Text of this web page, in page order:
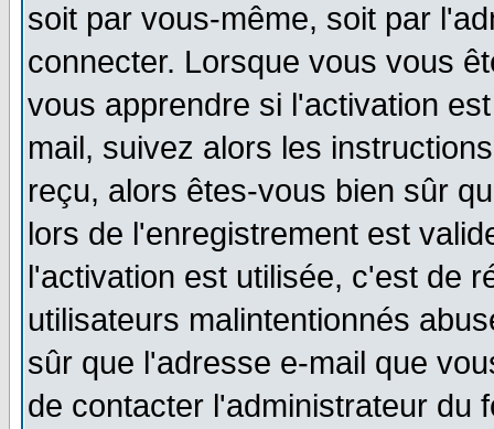
soit par vous-même, soit par
connecter. Lorsque vous vous
vous apprendre si l'activation
mail, suivez alors les
reçu, alors êtes-vous bien sûr
lors de l'enregistrement est
l'activation est utilisée, c'est de
utilisateurs malintentionnés
sûr que l'adresse e-mail que
de contacter l'administrateur du